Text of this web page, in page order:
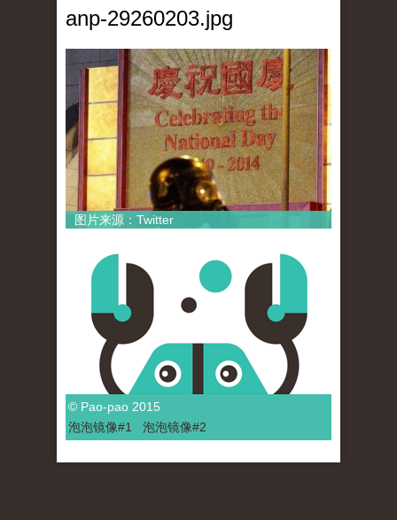
anp-29260203.jpg
图片来源：Twitter
© Pao-pao 2015
泡泡镜像#1 泡泡镜像#2